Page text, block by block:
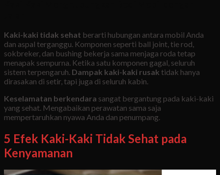
Kaki-kaki tidak sehat berarti hubungan antara mobil Anda
dan aspal terganggu. Komponen seperti ball joint, tie rod,
sokbreker, dan bushing bekerja sama menjaga roda tetap
menapak sempurna. Ketika satu komponen gagal, seluruh
sistem terpengaruh. Dampak kaki-kaki rusak tidak hanya
dirasakan di setir, tapi juga di seluruh kabin.
Keselamatan berkendara sangat bergantung pada kaki-kaki
yang sehat. Mengabaikan perawatan sama saja
mempertaruhkan nyawa Anda dan penumpang.
5 Efek Kaki-Kaki Tidak Sehat pada
Kenyamanan